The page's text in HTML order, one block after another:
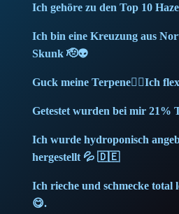
Ich gehöre zu den Top 10
Ich bin eine Kreuzung aus
Skunk 🫡👽
Guck meine Terpene🙂‍↕️Ich
Getestet wurden bei mir 21%
Ich wurde hydroponisch
hergestellt 💦 🇩🇪
Ich rieche und schmecke total
😋.